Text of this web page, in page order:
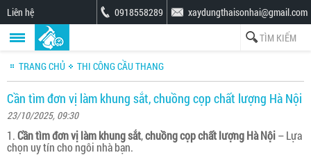
Liên hệ xaydungthaisonhai@gmail.com
0918558289
TRANG CHỦ THI CÔNG CẦU THANG
Cần tìm đơn vị làm khung sắt, chuồng cọp chất lượng Hà Nội
23/10/2025, 09:30
1.Cần tìm đơn vị làm khung sắt,chuồng cọp chất lượng Hà Nội– Lựa
chọn uy tín cho ngôi nhà bạn.